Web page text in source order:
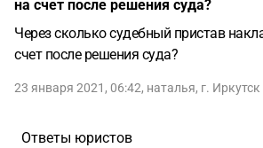
на счет после решения суда?
Через сколько судебный пристав
счет после решения суда?
23 января 2021, 06:42, наталья, г. Иркутск
Ответы юристов